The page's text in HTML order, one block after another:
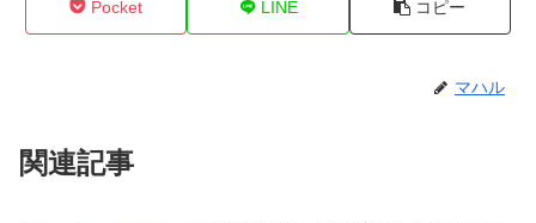
Pocket LINE コピー
マハル
関連記事